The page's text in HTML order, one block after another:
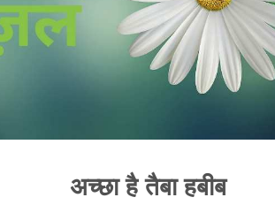
अच्छा है तैबा हबीब